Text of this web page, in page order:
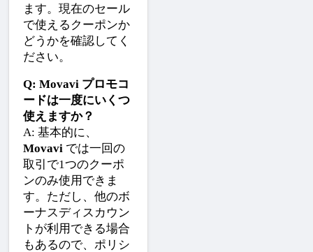
ます。現在のセール
で使えるクーポンか
どうかを確認してく
ださい。
Q: Movavi プロモコ
ードは一度にいくつ
使えますか？
A: 基本的に、
Movavi では一回の
取引で1つのクーポ
ンのみ使用できま
す。ただし、他のボ
ーナスディスカウン
トが利用できる場合
もあるので、ポリシ